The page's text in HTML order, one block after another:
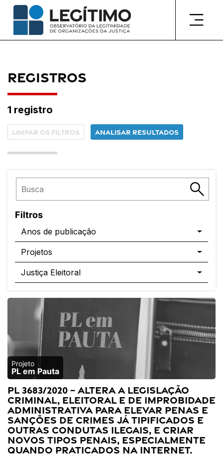
Pular
para
conteúdo
Registros
1 registro
Limpar os filtros Analisar resultados
Filtros
Anos de publicação
Projetos
Justiça Eleitoral
PL em Pauta
PL 3683/2020 – Altera a legislação
criminal, eleitoral e de improbidade
administrativa para elevar penas e
sanções de crimes já tipificados e
outras condutas ilegais, e criar
novos tipos penais, especialmente
quando praticados na internet.